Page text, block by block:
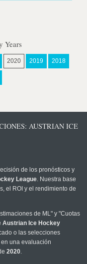
Years
2020 2019 2018
AUSTRIAN ICE
de los pronósticos y
League. Nuestra base
el ROI y el rendimiento de
de ML" y "Cuotas
Austrian Ice Hockey
o las selecciones
una evaluación
2020.